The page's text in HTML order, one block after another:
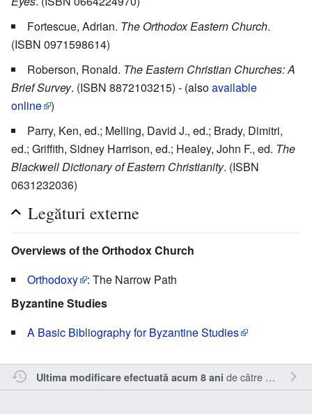
Fortescue, Adrian. The Orthodox Eastern Church.
(ISBN 0971598614)
Roberson, Ronald. The Eastern Christian Churches: A
Brief Survey. (ISBN 8872103215) - (alsoavailable
online )
Parry, Ken, ed.; Melling, David J., ed.; Brady, Dimitri,
ed.; Griffith, Sidney Harrison, ed.; Healey, John F., ed. The
Blackwell Dictionary of Eastern Christianity. (ISBN
0631232036)
Legături externe
Overviews of the Orthodox Church
Orthodoxy
: The Narrow Path
Byzantine Studies
A Basic Bibliography for Byzantine Studies
Ultima modificare efectuată acum 8 ani de către Cristianm